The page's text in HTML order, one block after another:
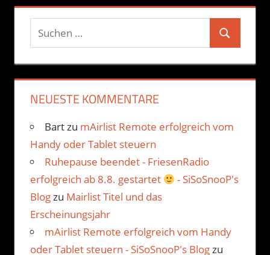
Suchen
nach:
Suchen
NEUESTE KOMMENTARE
Bartzu mAirlist Remote erfolgreich vom
Handy oder Tablet steuern
Ruhepause beendet - FriesenRadio
erfolgreich ab 8.8. gestartet
- SiSoSnooP's
Blogzu Mairlist Titel und das
Erscheinungsjahr
mAirlist Remote erfolgreich vom Handy
oder Tablet steuern - SiSoSnooP's Blogzu